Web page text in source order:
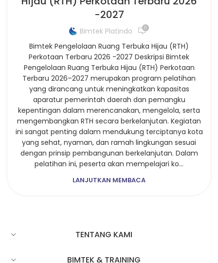
-2027
Bimtek Platindo 0
Bimtek Pengelolaan Ruang Terbuka Hijau (RTH)
Perkotaan Terbaru 2026 -2027 Deskripsi Bimtek
Pengelolaan Ruang Terbuka Hijau (RTH) Perkotaan
Terbaru 2026–2027 merupakan program pelatihan
yang dirancang untuk meningkatkan kapasitas
aparatur pemerintah daerah dan pemangku
kepentingan dalam merencanakan, mengelola, serta
mengembangkan RTH secara berkelanjutan. Kegiatan
ini sangat penting dalam mendukung terciptanya kota
yang sehat, nyaman, dan ramah lingkungan sesuai
dengan prinsip pembangunan berkelanjutan. Dalam
pelatihan ini, peserta akan mempelajari ko...
LANJUTKAN MEMBACA
TENTANG KAMI
BIMTEK & TRAINING